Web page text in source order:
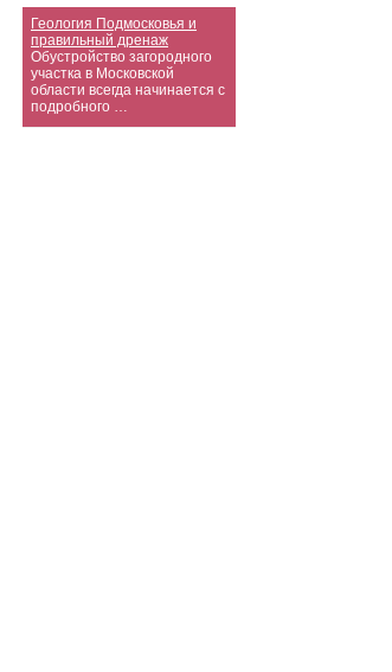
Геология Подмосковья и
правильный дренаж
Обустройство загородного
участка в Московской
области всегда начинается с
подробного …